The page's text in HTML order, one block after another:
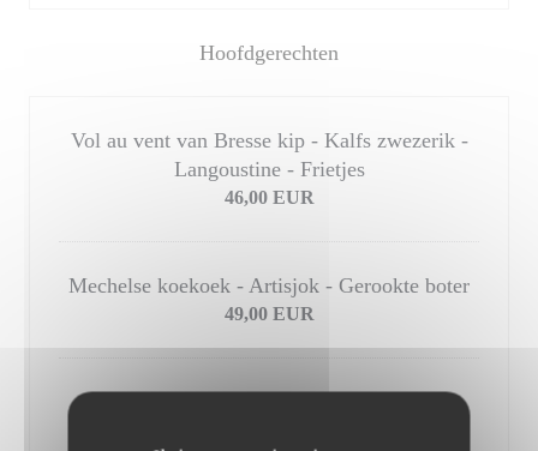
Hoofdgerechten
Vol au vent van Bresse kip - Kalfs zwezerik -
Langoustine - Frietjes
46,00 EUR
Mechelse koekoek - Artisjok - Gerookte boter
49,00 EUR
Holstein "selectie De Laet & Van Haver" –